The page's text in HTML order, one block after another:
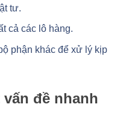
tư.
cả các lô hàng.
phận khác để xử lý kịp
đề nhanh